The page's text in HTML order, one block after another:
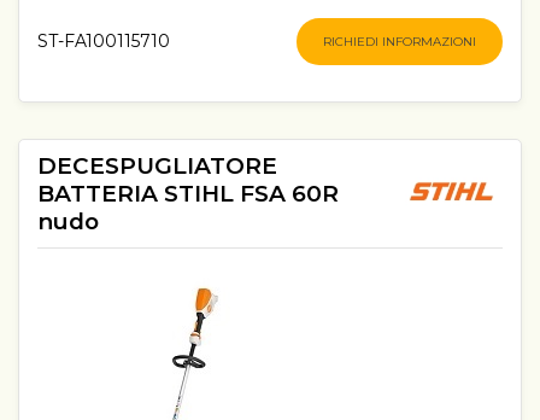
ST-FA100115710 RICHIEDI INFORMAZIONI
DECESPUGLIATORE
BATTERIA STIHL FSA 60R
nudo